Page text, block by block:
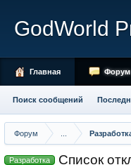
Форум
Разработка
Список
GodWorld
Главная Форум
Поиск сообщений